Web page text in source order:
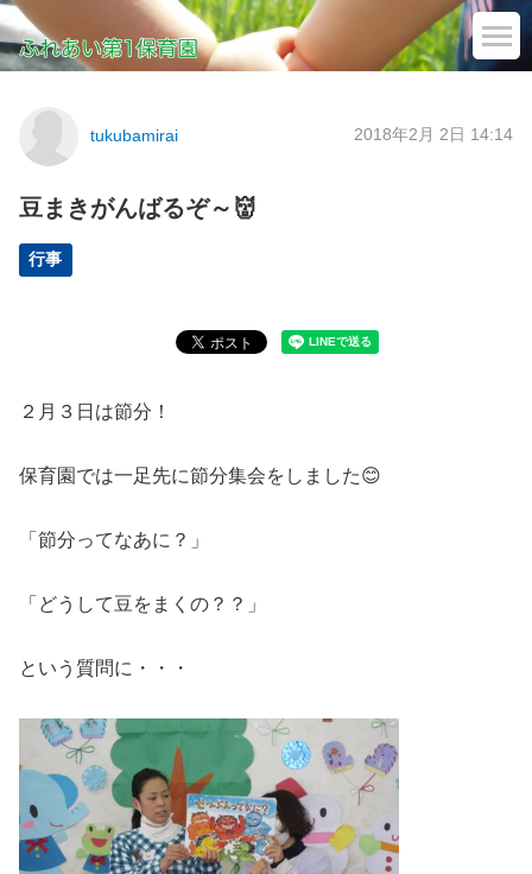
tukubamirai 2018年2月 2日 14:14
豆まきがんばるぞ～👹
行事
２月３日は節分！
保育園では一足先に節分集会をしました😊
「節分ってなあに？」
「どうして豆をまくの？？」
という質問に・・・